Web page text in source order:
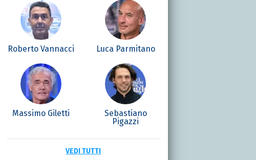
Roberto Vannacci Luca Parmitano
Massimo Giletti
Sebastiano
Pigazzi
VEDI TUTTI